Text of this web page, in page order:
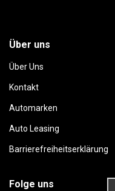
Über uns
Über Uns
Kontakt
Automarken
Auto Leasing
Barrierefreiheitserklärung
Folge uns